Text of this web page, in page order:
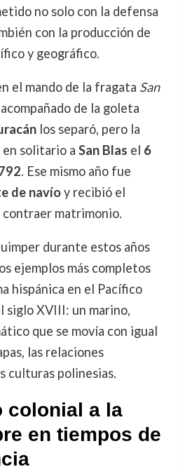
no solo con la defensa
con la producción de
y geográfico.
el mando de la fragata San
de la goleta
los separó, pero la
solitario a San Blas el 6
. Ese mismo año fue
de navíoy recibió el
matrimonio.
durante estos años
ejemplos más completos
hispánica en el Pacífico
siglo XVIII: un marino,
que se movía con igual
las relaciones
culturas polinesias.
colonial a la
en tiempos de